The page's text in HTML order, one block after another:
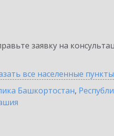
заявку на
все населенные пункты
Башкортостан,